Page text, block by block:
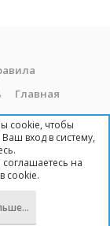
Главная
При
cookie, чтобы
вход в систему,
на
cookie.